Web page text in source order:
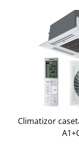
Climatizor